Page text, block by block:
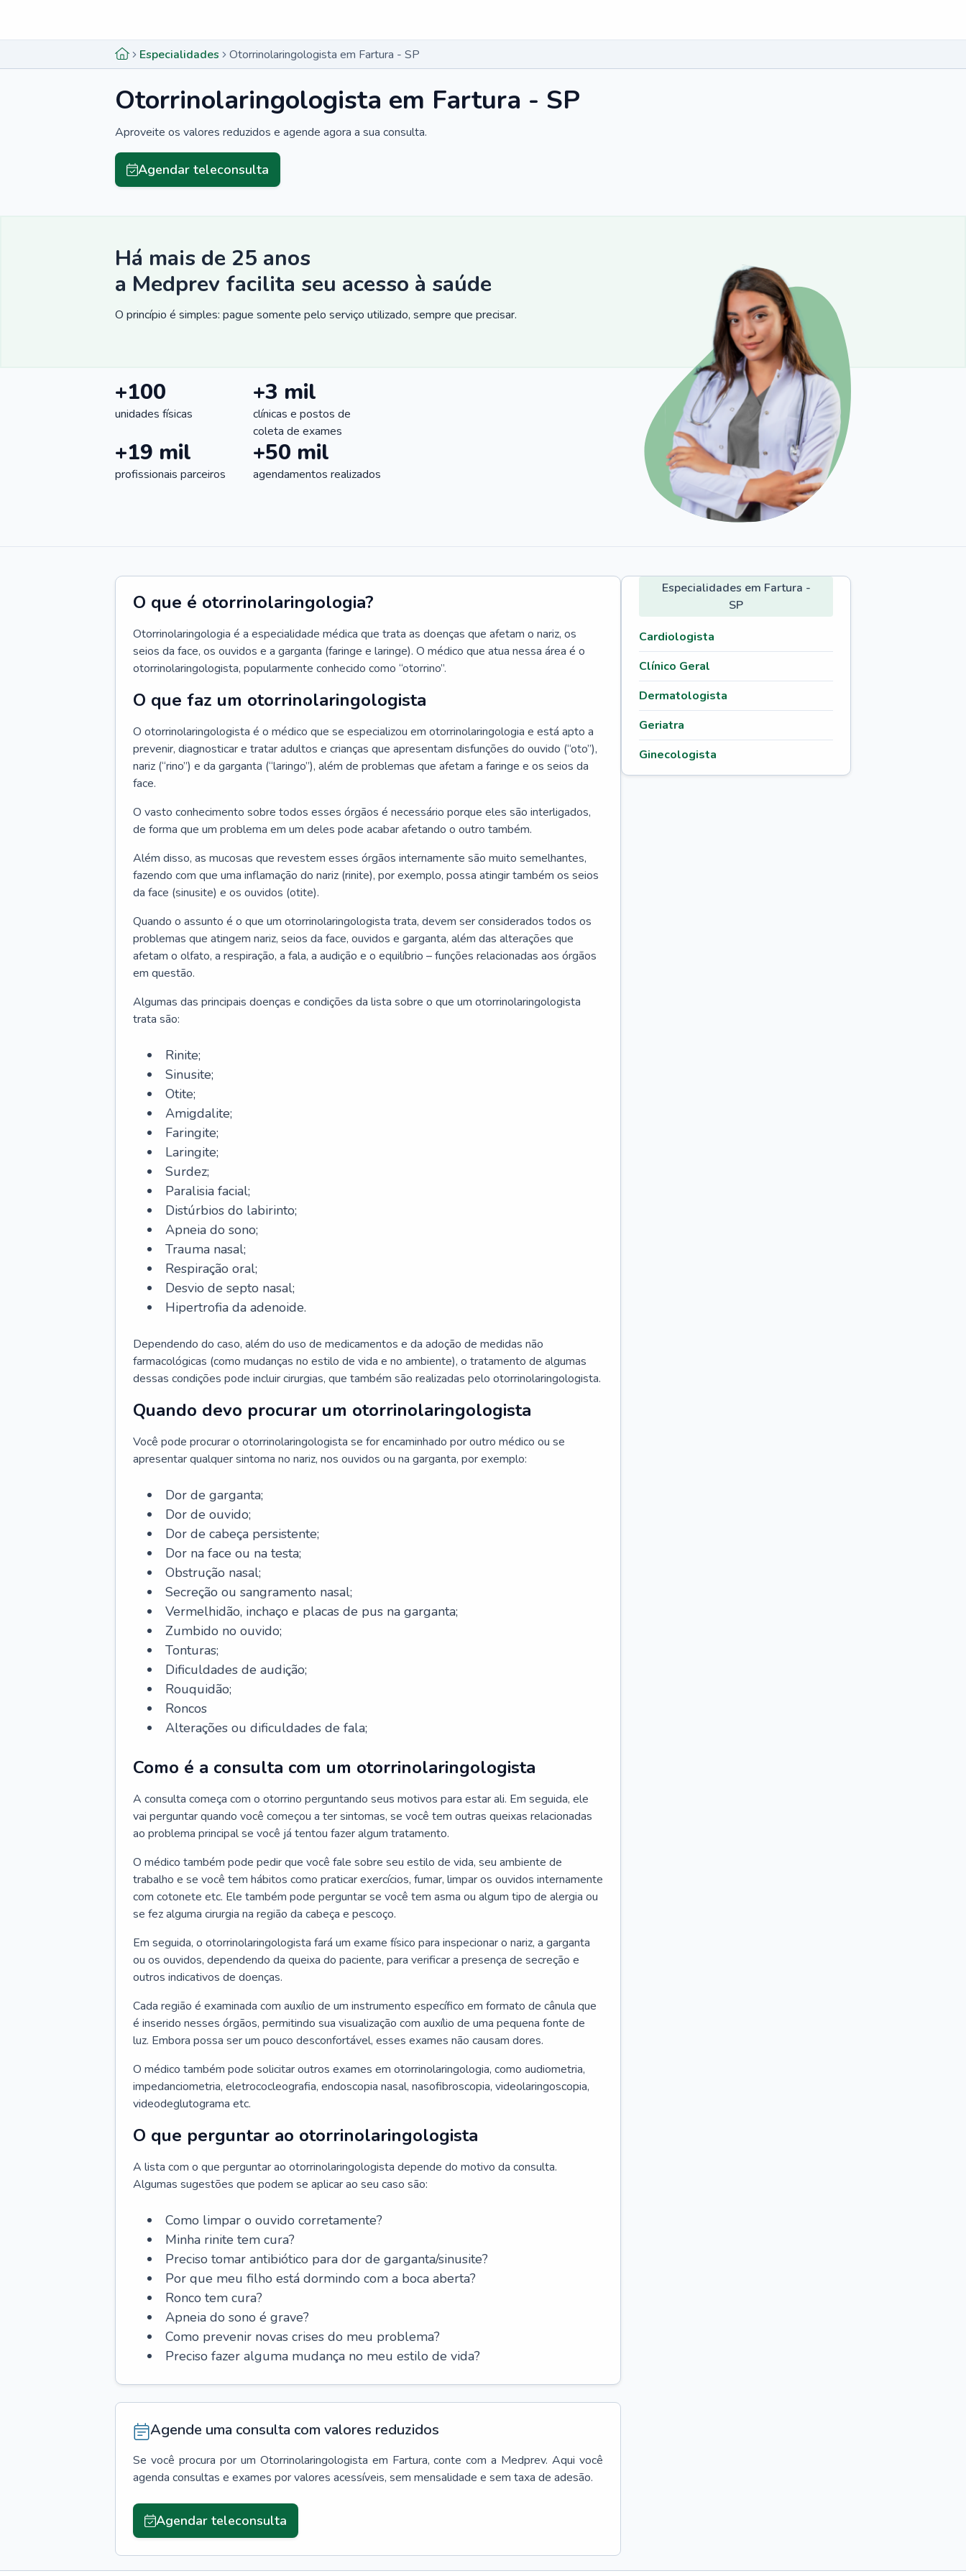
Especialidades Otorrinolaringologista em Fartura - SP
Otorrinolaringologista em Fartura - SP
Aproveite os valores reduzidos e agende agora a sua consulta.
Agendar teleconsulta
Há mais de 25 anos
a Medprev facilita seu acesso à saúde
O princípio é simples: pague somente pelo serviço utilizado, sempre que precisar.
+100
unidades físicas
+3 mil
clínicas e postos de
coleta de exames
+19 mil
profissionais parceiros
+50 mil
agendamentos realizados
O que é otorrinolaringologia?
Otorrinolaringologia é a especialidade médica que trata as doenças que afetam o nariz, os
seios da face, os ouvidos e a garganta (faringe e laringe). O médico que atua nessa área é o
otorrinolaringologista, popularmente conhecido como “otorrino”.
O que faz um otorrinolaringologista
O otorrinolaringologista é o médico que se especializou em otorrinolaringologia e está apto a
prevenir, diagnosticar e tratar adultos e crianças que apresentam disfunções do ouvido (“oto”),
nariz (“rino”) e da garganta (“laringo”), além de problemas que afetam a faringe e os seios da
face.
O vasto conhecimento sobre todos esses órgãos é necessário porque eles são interligados,
de forma que um problema em um deles pode acabar afetando o outro também.
Além disso, as mucosas que revestem esses órgãos internamente são muito semelhantes,
fazendo com que uma inflamação do nariz (rinite), por exemplo, possa atingir também os seios
da face (sinusite) e os ouvidos (otite).
Quando o assunto é o que um otorrinolaringologista trata, devem ser considerados todos os
problemas que atingem nariz, seios da face, ouvidos e garganta, além das alterações que
afetam o olfato, a respiração, a fala, a audição e o equilíbrio – funções relacionadas aos órgãos
em questão.
Algumas das principais doenças e condições da lista sobre o que um otorrinolaringologista
trata são:
Rinite;
Sinusite;
Otite;
Amigdalite;
Faringite;
Laringite;
Surdez;
Paralisia facial;
Distúrbios do labirinto;
Apneia do sono;
Trauma nasal;
Respiração oral;
Desvio de septo nasal;
Hipertrofia da adenoide.
Dependendo do caso, além do uso de medicamentos e da adoção de medidas não
farmacológicas (como mudanças no estilo de vida e no ambiente), o tratamento de algumas
dessas condições pode incluir cirurgias, que também são realizadas pelo otorrinolaringologista.
Quando devo procurar um otorrinolaringologista
Você pode procurar o otorrinolaringologista se for encaminhado por outro médico ou se
apresentar qualquer sintoma no nariz, nos ouvidos ou na garganta, por exemplo:
Dor de garganta;
Dor de ouvido;
Dor de cabeça persistente;
Dor na face ou na testa;
Obstrução nasal;
Secreção ou sangramento nasal;
Vermelhidão, inchaço e placas de pus na garganta;
Zumbido no ouvido;
Tonturas;
Dificuldades de audição;
Rouquidão;
Roncos
Alterações ou dificuldades de fala;
Como é a consulta com um otorrinolaringologista
A consulta começa com o otorrino perguntando seus motivos para estar ali. Em seguida, ele
vai perguntar quando você começou a ter sintomas, se você tem outras queixas relacionadas
ao problema principal se você já tentou fazer algum tratamento.
O médico também pode pedir que você fale sobre seu estilo de vida, seu ambiente de
trabalho e se você tem hábitos como praticar exercícios, fumar, limpar os ouvidos internamente
com cotonete etc. Ele também pode perguntar se você tem asma ou algum tipo de alergia ou
se fez alguma cirurgia na região da cabeça e pescoço.
Em seguida, o otorrinolaringologista fará um exame físico para inspecionar o nariz, a garganta
ou os ouvidos, dependendo da queixa do paciente, para verificar a presença de secreção e
outros indicativos de doenças.
Cada região é examinada com auxílio de um instrumento específico em formato de cânula que
é inserido nesses órgãos, permitindo sua visualização com auxílio de uma pequena fonte de
luz. Embora possa ser um pouco desconfortável, esses exames não causam dores.
O médico também pode solicitar outros exames em otorrinolaringologia, como audiometria,
impedanciometria, eletrococleografia, endoscopia nasal, nasofibroscopia, videolaringoscopia,
videodeglutograma etc.
O que perguntar ao otorrinolaringologista
A lista com o que perguntar ao otorrinolaringologista depende do motivo da consulta.
Algumas sugestões que podem se aplicar ao seu caso são:
Como limpar o ouvido corretamente?
Minha rinite tem cura?
Preciso tomar antibiótico para dor de garganta/sinusite?
Por que meu filho está dormindo com a boca aberta?
Ronco tem cura?
Apneia do sono é grave?
Como prevenir novas crises do meu problema?
Preciso fazer alguma mudança no meu estilo de vida?
Agende uma consulta com valores reduzidos
Se você procura por um Otorrinolaringologista em Fartura, conte com a Medprev. Aqui você
agenda consultas e exames por valores acessíveis, sem mensalidade e sem taxa de adesão.
Agendar teleconsulta
Especialidades em Fartura -
SP
Cardiologista
Clínico Geral
Dermatologista
Geriatra
Ginecologista